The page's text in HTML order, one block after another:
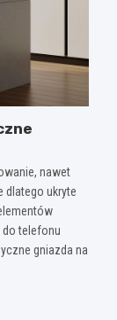
nawet
dlatego ukryte
do telefonu
gniazda na